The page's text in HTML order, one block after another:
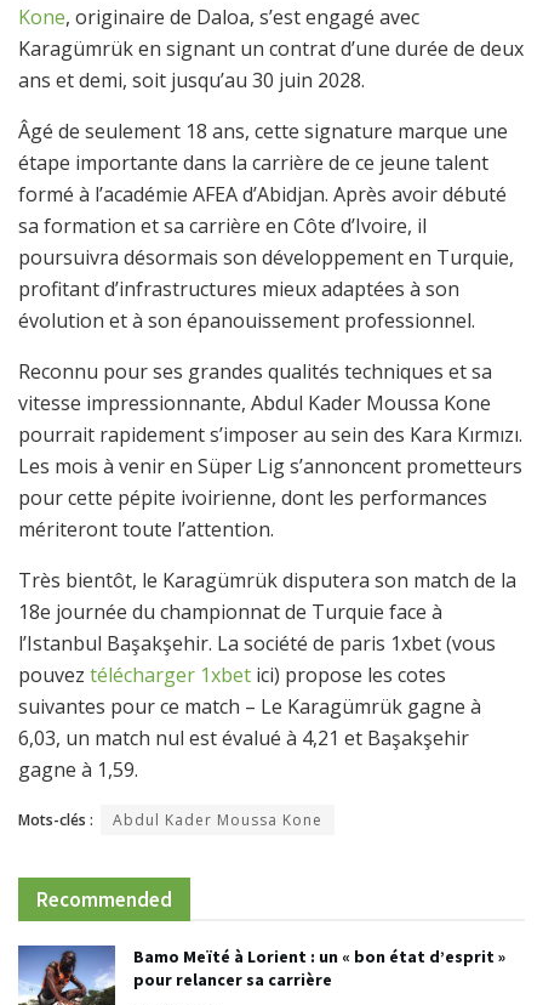
Kone, originaire de Daloa, s’est engagé avec
Karagümrük en signant un contrat d’une durée de deux
ans et demi, soit jusqu’au 30 juin 2028.
Âgé de seulement 18 ans, cette signature marque une
étape importante dans la carrière de ce jeune talent
formé à l’académie AFEA d’Abidjan. Après avoir débuté
sa formation et sa carrière en Côte d’Ivoire, il
poursuivra désormais son développement en Turquie,
profitant d’infrastructures mieux adaptées à son
évolution et à son épanouissement professionnel.
Reconnu pour ses grandes qualités techniques et sa
vitesse impressionnante, Abdul Kader Moussa Kone
pourrait rapidement s’imposer au sein des Kara Kırmızı.
Les mois à venir en Süper Lig s’annoncent prometteurs
pour cette pépite ivoirienne, dont les performances
mériteront toute l’attention.
Très bientôt, le Karagümrük disputera son match de la
18e journée du championnat de Turquie face à
l’Istanbul Başakşehir. La société de paris 1xbet (vous
pouvez télécharger 1xbet ici) propose les cotes
suivantes pour ce match – Le Karagümrük gagne à
6,03, un match nul est évalué à 4,21 et Başakşehir
gagne à 1,59.
Mots-clés : Abdul Kader Moussa Kone
Recommended
Bamo Meïté à Lorient : un « bon état d’esprit »
pour relancer sa carrière